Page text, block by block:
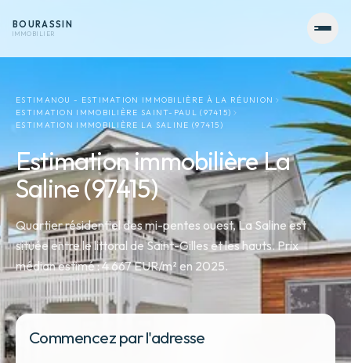
BOURASSIN
IMMOBILIER
ESTIMANOU - ESTIMATION IMMOBILIÈRE À LA RÉUNION
ESTIMATION IMMOBILIÈRE SAINT-PAUL (97415)
ESTIMATION IMMOBILIÈRE LA SALINE (97415)
Estimation immobilière La
Saline (97415)
Quartier résidentiel des mi-pentes ouest, La Saline est
située entre le littoral de Saint-Gilles et les hauts. Prix
médian estimé : 4 667 EUR/m² en 2025.
Commencez par l'adresse